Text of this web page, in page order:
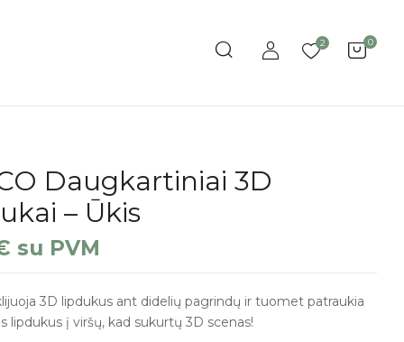
2 0
Daugkartiniai 3D
– Ūkis
su PVM
3D lipdukus ant didelių pagrindų ir tuomet patraukia
lipdukus į viršų, kad sukurtų 3D scenas!